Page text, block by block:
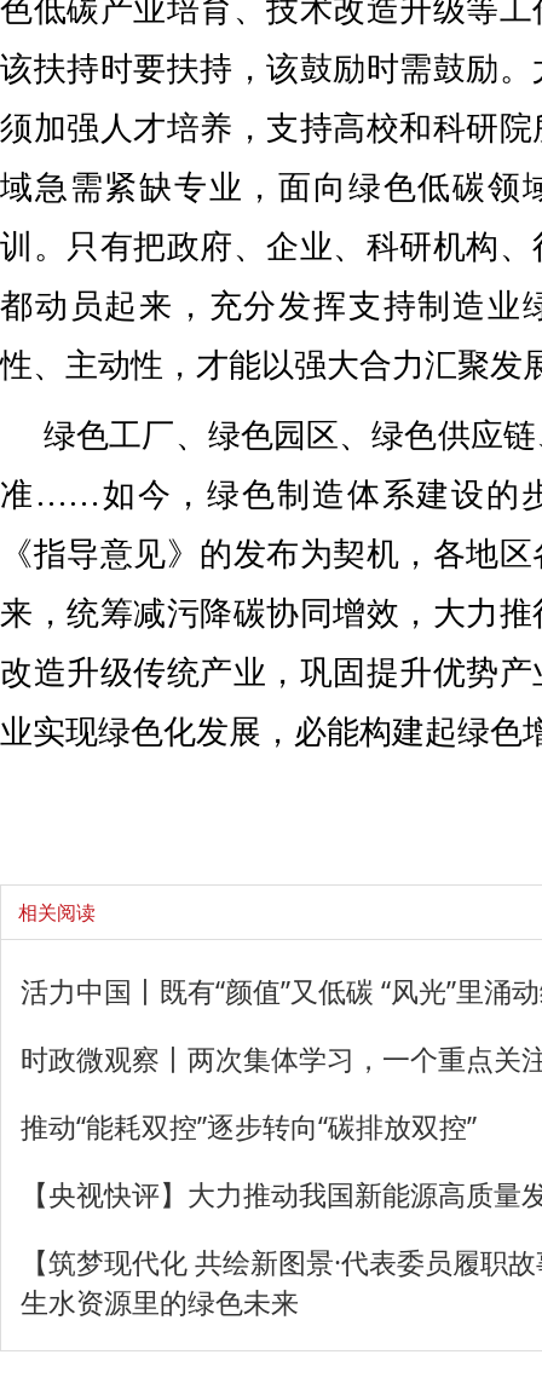
色低碳产业培育、技术改造升级等
该扶持时要扶持，该鼓励时需鼓励
须加强人才培养，支持高校和科研
域急需紧缺专业，面向绿色低碳领
训。只有把政府、企业、科研机构
都动员起来，充分发挥支持制造业
性、主动性，才能以强大合力汇聚发
绿色工厂、绿色园区、绿色供应
准……如今，绿色制造体系建设的
《指导意见》的发布为契机，各地
来，统筹减污降碳协同增效，大力
改造升级传统产业，巩固提升优势
业实现绿色化发展，必能构建起绿色
相关阅读
活力中国丨既有“颜值”又低碳 “风光”里涌
时政微观察丨两次集体学习，一个重点关
推动“能耗双控”逐步转向“碳排放双控”
【央视快评】大力推动我国新能源高质量
【筑梦现代化 共绘新图景·代表委员履职
生水资源里的绿色未来